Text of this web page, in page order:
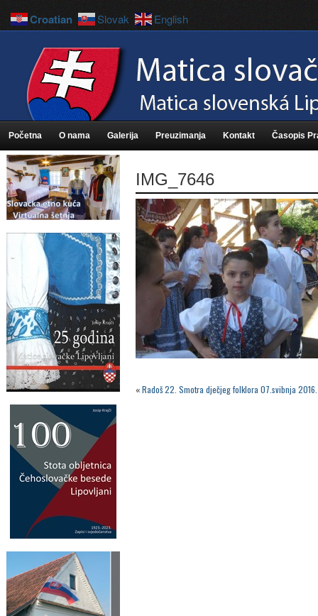
Početna O nama Galerija Preuzimanja Kontakt Časopis
IMG_7646
«Radoš 22. Smotra dječjeg folklora 07.svibnja
Croatian Slovak English